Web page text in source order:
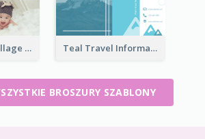
Light Photo Collage Brochure Teal Travel Informational Tri Fold Brochure
BROSZURY SZABLONY